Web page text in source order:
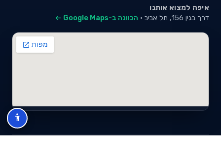
איפה למצוא אותנו
דרך בגין 156, תל אביב · הכוונה ב-Google Maps ←